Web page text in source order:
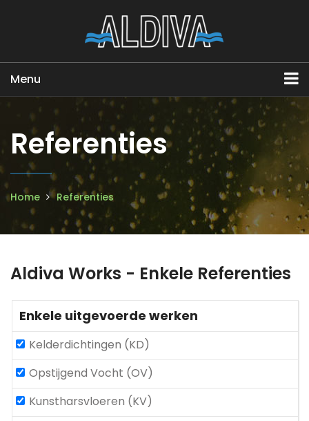
Menu
Referenties
Home Referenties
Aldiva Works - Enkele Referenties
Enkele uitgevoerde werken
Kelderdichtingen (KD)
Opstijgend Vocht (OV)
Kunstharsvloeren (KV)